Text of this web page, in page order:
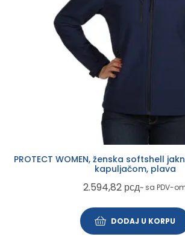
PROTECT WOMEN, ženska softshell
kapuljačom, plava
2.594,82 рсд~ sa PDV-
DODAJ U KORPU